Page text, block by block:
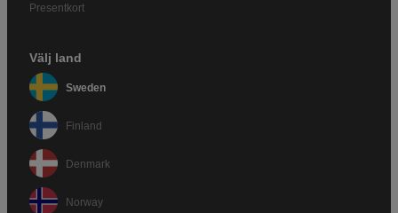
Presentkort
Välj land
Sweden
Finland
Denmark
Norway